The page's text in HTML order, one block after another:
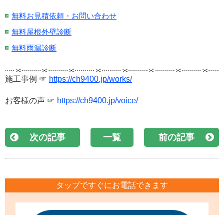
無料お見積依頼・お問い合わせ
無料屋根外壁診断
無料雨漏診断
施工事例 ☞ https://ch9400.jp/works/
お客様の声 ☞ https://ch9400.jp/voice/
次の記事 一覧 前の記事
タップですぐにお電話できます